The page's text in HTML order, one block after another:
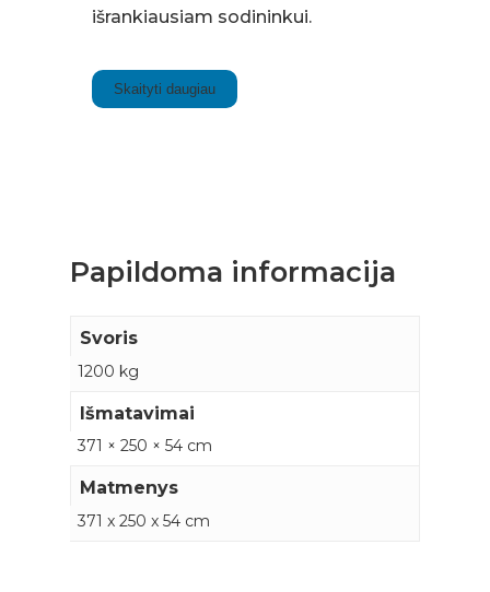
išrankiausiam sodininkui.
Skaityti daugiau
Papildoma informacija
Svoris
1200 kg
Išmatavimai
371 × 250 × 54 cm
Matmenys
371 x 250 x 54 cm